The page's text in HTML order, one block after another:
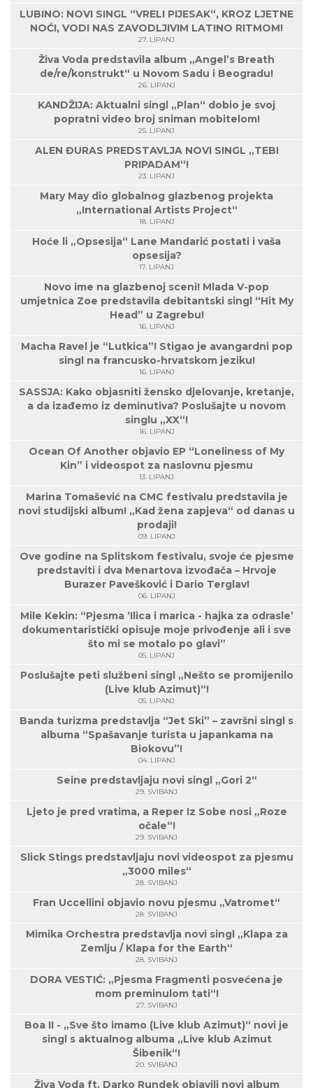
LUBINO: NOVI SINGL “VRELI PIJESAK“, KROZ LJETNE
NOĆI, VODI NAS ZAVODLJIVIM LATINO RITMOM!
27. LIPANJ
Živa Voda predstavila album „Angel’s Breath
de/re/konstrukt“ u Novom Sadu i Beogradu!
26. LIPANJ
KANDŽIJA: Aktualni singl „Plan“ dobio je svoj
popratni video broj sniman mobitelom!
25. LIPANJ
ALEN ĐURAS PREDSTAVLJA NOVI SINGL „TEBI
PRIPADAM“!
23. LIPANJ
Mary May dio globalnog glazbenog projekta
„International Artists Project“
18. LIPANJ
Hoće li „Opsesija“ Lane Mandarić postati i vaša
opsesija?
17. LIPANJ
Novo ime na glazbenoj sceni! Mlada V-pop
umjetnica Zoe predstavila debitantski singl “Hit My
Head” u Zagrebu!
16. LIPANJ
Macha Ravel je “Lutkica”! Stigao je avangardni pop
singl na francusko-hrvatskom jeziku!
16. LIPANJ
SASSJA: Kako objasniti žensko djelovanje, kretanje,
a da izađemo iz deminutiva? Poslušajte u novom
singlu „XX“!
16. LIPANJ
Ocean Of Another objavio EP “Loneliness of My
Kin” i videospot za naslovnu pjesmu
13. LIPANJ
Marina Tomašević na CMC festivalu predstavila je
novi studijski album! „Kad žena zapjeva“ od danas u
prodaji!
09. LIPANJ
Ove godine na Splitskom festivalu, svoje će pjesme
predstaviti i dva Menartova izvođača – Hrvoje
Burazer Pavešković i Dario Terglav!
06. LIPANJ
Mile Kekin: “Pjesma ’Ilica i marica - hajka za odrasle’
dokumentaristički opisuje moje privođenje ali i sve
što mi se motalo po glavi”
05. LIPANJ
Poslušajte peti službeni singl „Nešto se promijenilo
(Live klub Azimut)“!
05. LIPANJ
Banda turizma predstavlja “Jet Ski” – završni singl s
albuma “Spašavanje turista u japankama na
Biokovu”!
04. LIPANJ
Seine predstavljaju novi singl „Gori 2“
29. SVIBANJ
Ljeto je pred vratima, a Reper Iz Sobe nosi „Roze
očale“!
29. SVIBANJ
Slick Stings predstavljaju novi videospot za pjesmu
„3000 miles“
28. SVIBANJ
Fran Uccellini objavio novu pjesmu „Vatromet“
28. SVIBANJ
Mimika Orchestra predstavlja novi singl „Klapa za
Zemlju / Klapa for the Earth“
28. SVIBANJ
DORA VESTIĆ: „Pjesma Fragmenti posvećena je
mom preminulom tati“!
27. SVIBANJ
Boa II - „Sve što imamo (Live klub Azimut)“ novi je
singl s aktualnog albuma „Live klub Azimut
Šibenik“!
20. SVIBANJ
Živa Voda ft. Darko Rundek objavili novi album